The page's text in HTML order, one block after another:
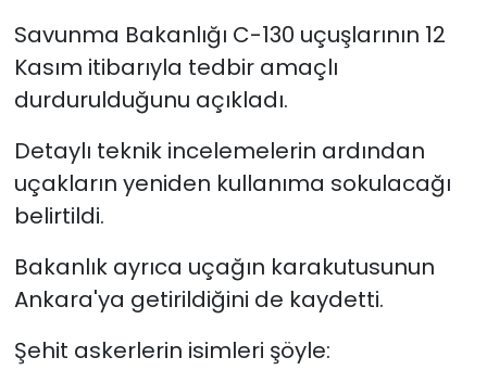
Savunma Bakanlığı C-130 uçuşlarının 12
Kasım itibarıyla tedbir amaçlı
durdurulduğunu açıkladı.
Detaylı teknik incelemelerin ardından
uçakların yeniden kullanıma sokulacağı
belirtildi.
Bakanlık ayrıca uçağın karakutusunun
Ankara'ya getirildiğini de kaydetti.
Şehit askerlerin isimleri şöyle: